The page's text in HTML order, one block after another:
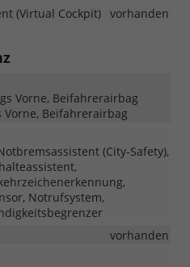
(Virtual Cockpit) vorhanden
Vorne, Beifahrerairbag
Beifahrerairbag
(City-Safety),
Notrufsystem,
vorhanden